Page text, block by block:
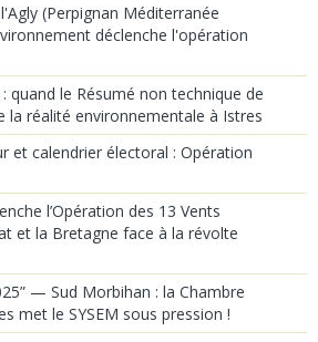
(Perpignan Méditerranée
déclenche l'opération
: quand le Résumé non technique de
la réalité environnementale à Istres
et calendrier électoral : Opération
l’Opération des 13 Vents
et la Bretagne face à la révolte
— Sud Morbihan : la Chambre
met le SYSEM sous pression !